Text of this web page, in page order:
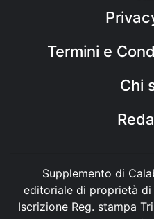
Termini e
Chi
Supplemento di
editoriale di proprietà
Iscrizione Reg. stampa